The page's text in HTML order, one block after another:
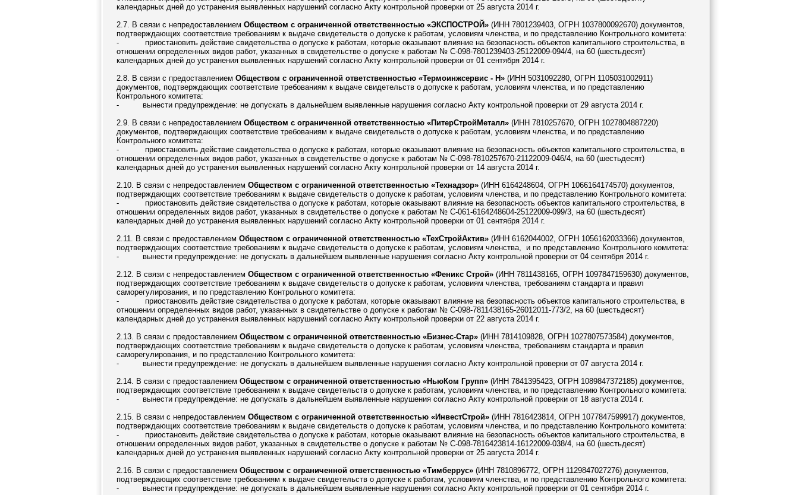
календарных дней до устранения выявленных нарушений согласно Акту контрольной проверки от 25 августа 2014 г.
2.7. В связи с непредоставлением Обществом с ограниченной ответственностью «ЭКСПОСТРОЙ» (ИНН 7801239403, ОГРН 1037800092670) документов,
подтверждающих соответствие требованиям к выдаче свидетельств о допуске к работам, условиям членства, и по представлению Контрольного комитета:
-
приостановить действие свидетельства о допуске к работам, которые оказывают влияние на безопасность объектов капитального строительства, в
отношении определенных видов работ, указанных в свидетельстве о допуске к работам № С-098-7801239403-25122009-094/4, на 60 (шестьдесят)
календарных дней до устранения выявленных нарушений согласно Акту контрольной проверки от 01 сентября 2014 г.
2.8. В связи с предоставлением Обществом с ограниченной ответственностью «Термоинжсервис - Н» (ИНН 5031092280, ОГРН 1105031002911)
документов, подтверждающих соответствие требованиям к выдаче свидетельств о допуске к работам, условиям членства, и по представлению
Контрольного комитета:
-
вынести предупреждение: не допускать в дальнейшем выявленные нарушения согласно Акту контрольной проверки от 29 августа 2014 г.
2.9. В связи с непредоставлением Обществом с ограниченной ответственностью «ПитерСтройМеталл» (ИНН 7810257670, ОГРН 1027804887220)
документов, подтверждающих соответствие требованиям к выдаче свидетельств о допуске к работам, условиям членства, и по представлению
Контрольного комитета:
-
приостановить действие свидетельства о допуске к работам, которые оказывают влияние на безопасность объектов капитального строительства, в
отношении определенных видов работ, указанных в свидетельстве о допуске к работам № С-098-7810257670-21122009-046/4, на 60 (шестьдесят)
календарных дней до устранения выявленных нарушений согласно Акту контрольной проверки от 14 августа 2014 г.
2.10. В связи с непредоставлением Обществом с ограниченной ответственностью «Технадзор» (ИНН 6164248604, ОГРН 1066164174570) документов,
подтверждающих соответствие требованиям к выдаче свидетельств о допуске к работам, условиям членства, и по представлению Контрольного комитета:
-
приостановить действие свидетельства о допуске к работам, которые оказывают влияние на безопасность объектов капитального строительства, в
отношении определенных видов работ, указанных в свидетельстве о допуске к работам № С-061-6164248604-25122009-099/3, на 60 (шестьдесят)
календарных дней до устранения выявленных нарушений согласно Акту контрольной проверки от 01 сентября 2014 г.
2.11. В связи с предоставлением Обществом с ограниченной ответственностью «ТехСтройАктив» (ИНН 6162044002, ОГРН 1056162033366) документов,
подтверждающих соответствие требованиям к выдаче свидетельств о допуске к работам, условиям членства, и по представлению Контрольного комитета:
-
вынести предупреждение: не допускать в дальнейшем выявленные нарушения согласно Акту контрольной проверки от 04 сентября 2014 г.
2.12. В связи с непредоставлением Обществом с ограниченной ответственностью «Феникс Строй» (ИНН 7811438165, ОГРН 1097847159630) документов,
подтверждающих соответствие требованиям к выдаче свидетельств о допуске к работам, условиям членства, требованиям стандарта и правил
саморегулирования, и по представлению Контрольного комитета:
-
приостановить действие свидетельства о допуске к работам, которые оказывают влияние на безопасность объектов капитального строительства, в
отношении определенных видов работ, указанных в свидетельстве о допуске к работам № С-098-7811438165-26012011-773/2, на 60 (шестьдесят)
календарных дней до устранения выявленных нарушений согласно Акту контрольной проверки от 22 августа 2014 г.
2.13. В связи с предоставлением Обществом с ограниченной ответственностью «Бизнес-Стар» (ИНН 7814109828, ОГРН 1027807573584) документов,
подтверждающих соответствие требованиям к выдаче свидетельств о допуске к работам, условиям членства, требованиям стандарта и правил
саморегулирования, и по представлению Контрольного комитета:
-
вынести предупреждение: не допускать в дальнейшем выявленные нарушения согласно Акту контрольной проверки от 07 августа 2014 г.
2.14. В связи с предоставлением Обществом с ограниченной ответственностью «НьюКом Групп» (ИНН 7841395423, ОГРН 1089847372185) документов,
подтверждающих соответствие требованиям к выдаче свидетельств о допуске к работам, условиям членства, и по представлению Контрольного комитета:
-
вынести предупреждение: не допускать в дальнейшем выявленные нарушения согласно Акту контрольной проверки от 18 августа 2014 г.
2.15. В связи с непредоставлением Обществом с ограниченной ответственностью «ИнвестСтрой» (ИНН 7816423814, ОГРН 1077847599917) документов,
подтверждающих соответствие требованиям к выдаче свидетельств о допуске к работам, условиям членства, и по представлению Контрольного комитета:
-
приостановить действие свидетельства о допуске к работам, которые оказывают влияние на безопасность объектов капитального строительства, в
отношении определенных видов работ, указанных в свидетельстве о допуске к работам № С-098-7816423814-16122009-038/4, на 60 (шестьдесят)
календарных дней до устранения выявленных нарушений согласно Акту контрольной проверки от 25 августа 2014 г.
2.16. В связи с предоставлением Обществом с ограниченной ответственностью «Тимберрус» (ИНН 7810896772, ОГРН 1129847027276) документов,
подтверждающих соответствие требованиям к выдаче свидетельств о допуске к работам, условиям членства, и по представлению Контрольного комитета:
-
вынести предупреждение: не допускать в дальнейшем выявленные нарушения согласно Акту контрольной проверки от 01 сентября 2014 г.